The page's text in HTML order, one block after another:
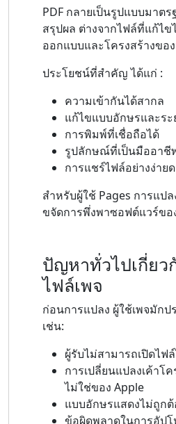
PDF กลายเป็นรูปแบบมาต
สรุปผล ต่างจากไฟล์ที่แก้ไข
ออกแบบและโครงสร้างของ
ประโยชน์ที่สำคัญ ได้แก่ :
ความเข้ากันได้สากล
แก้ไขแบบอักษรและระ
การพิมพ์ที่เชื่อถือได้
รูปลักษณ์ที่เป็นมืออาชี
การแชร์ไฟล์อย่างง่าย
สำหรับผู้ใช้ Pages การแปล
ขจัดการพึ่งพาซอฟต์แวร์ขอ
ปัญหาทั่วไปเกี่ยว
ไฟล์เพจ
ก่อนการแปลง ผู้ใช้เพจมัก
เช่น:
ผู้รับไม่สามารถเปิดไฟ
การเปลี่ยนแปลงเค้าโ
ไม่ใช่ของ Apple
แบบอักษรแสดงไม่ถูกต้
ข้อผิดพลาดในการอัป